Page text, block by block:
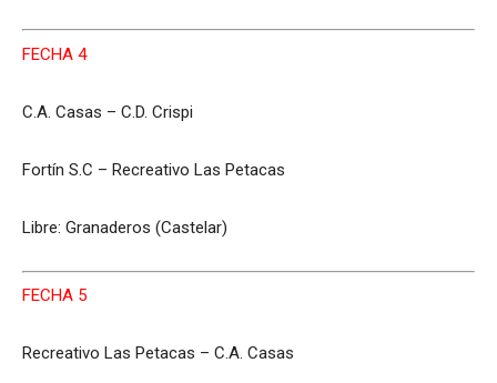
FECHA 4
C.A. Casas – C.D. Crispi
Fortín S.C – Recreativo Las Petacas
Libre: Granaderos (Castelar)
FECHA 5
Recreativo Las Petacas – C.A. Casas